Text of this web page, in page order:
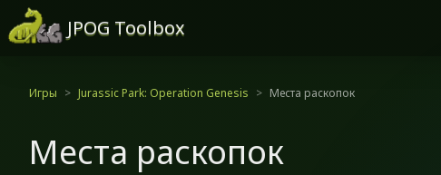
JPOG Toolbox
Игры Jurassic Park: Operation Genesis Места раскопок
Места раскопок